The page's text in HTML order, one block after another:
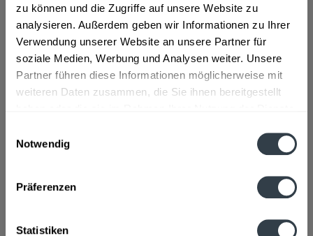
zu können und die Zugriffe auf unsere Website zu
analysieren. Außerdem geben wir Informationen zu Ihrer
Verwendung unserer Website an unsere Partner für
soziale Medien, Werbung und Analysen weiter. Unsere
Partner führen diese Informationen möglicherweise mit
weiteren Daten zusammen, die Sie ihnen bereitgestellt
Notwendig
Präferenzen
Statistiken
Vorrätig
In den Warenkorb
Artikel-Nr.:
23414
Verfügbar in:
mehr
Fragen zum Artikel?